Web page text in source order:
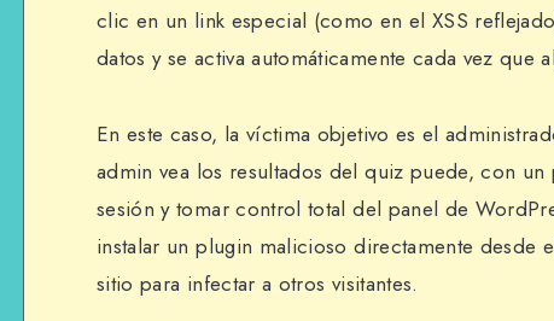
clic en un link especial (como en el XSS
datos y se activa automáticamente cada vez que
En este caso, la víctima objetivo es el
admin vea los resultados del quiz puede, con
sesión y tomar control total del panel de
instalar un plugin malicioso directamente desde
sitio para infectar a otros visitantes.